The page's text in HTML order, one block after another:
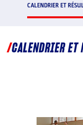
CALENDRIER ET
CALENDRIER ET